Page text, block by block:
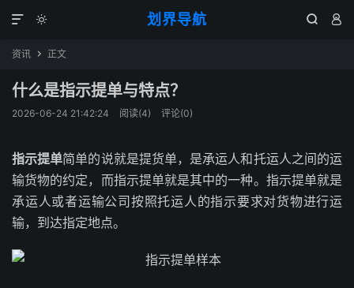
划界导航
  

资讯  正文
什么是指示提单与特点？
2026-06-24 21:42:24 阅读(4) 评论(0)
指示提单简单的说就是提货单，是承运人和托运人之间的运
输货物的约定，而指示提单就是其中的一种。指示提单就是
承运人或者运输公司按照托运人的指示要求对货物进行运
输，到达指定地点。